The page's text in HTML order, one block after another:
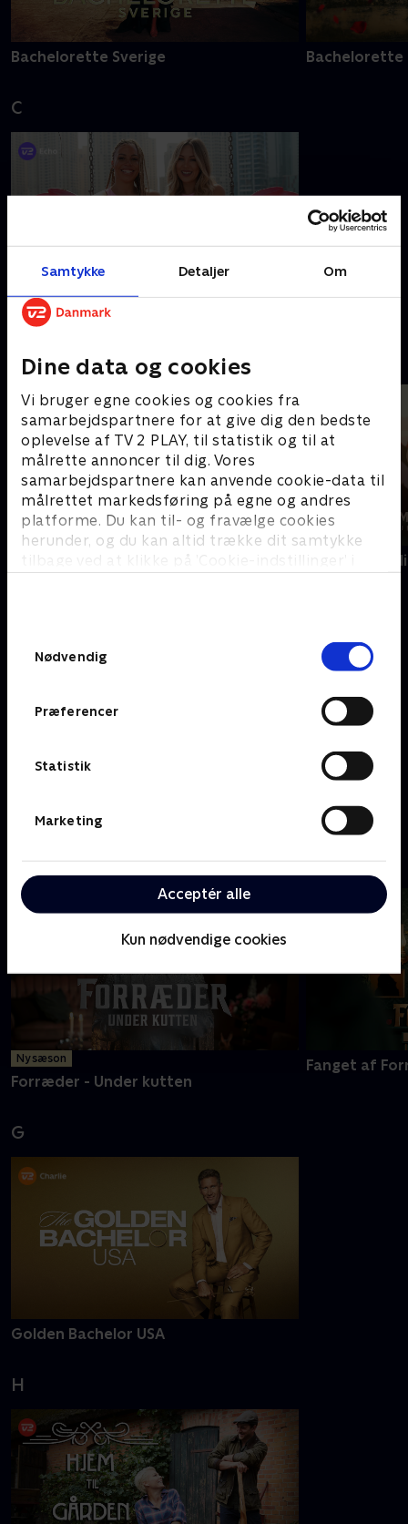
Samtykke Detaljer Om
Dine data og cookies
Vi bruger egne cookies og cookies fra
samarbejdspartnere for at give dig den bedste
oplevelse af TV 2 PLAY, til statistik og til at
målrette annoncer til dig. Vores
samarbejdspartnere kan anvende cookie-data til
målrettet markedsføring på egne og andres
platforme. Du kan til- og fravælge cookies
herunder, og du kan altid trække dit samtykke
tilbage ved at klikke på ’Cookie-indstillinger’ i
Nødvendig
Præferencer
Statistik
Marketing
Acceptér alle
Kun nødvendige cookies
Bachelorette Sverige Bachelorette
C
Cici & DeeDee - dollars i Dubai
D
En fabulous familie
Ny sæson
Forræder - Under kutten
Fanget af
G
Golden Bachelor USA
H